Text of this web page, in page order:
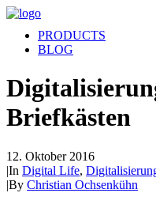
PRODUCTS
BLOG
Briefkästen
12. Oktober 2016
|In Digital Life,
|By Christian Ochsenkühn